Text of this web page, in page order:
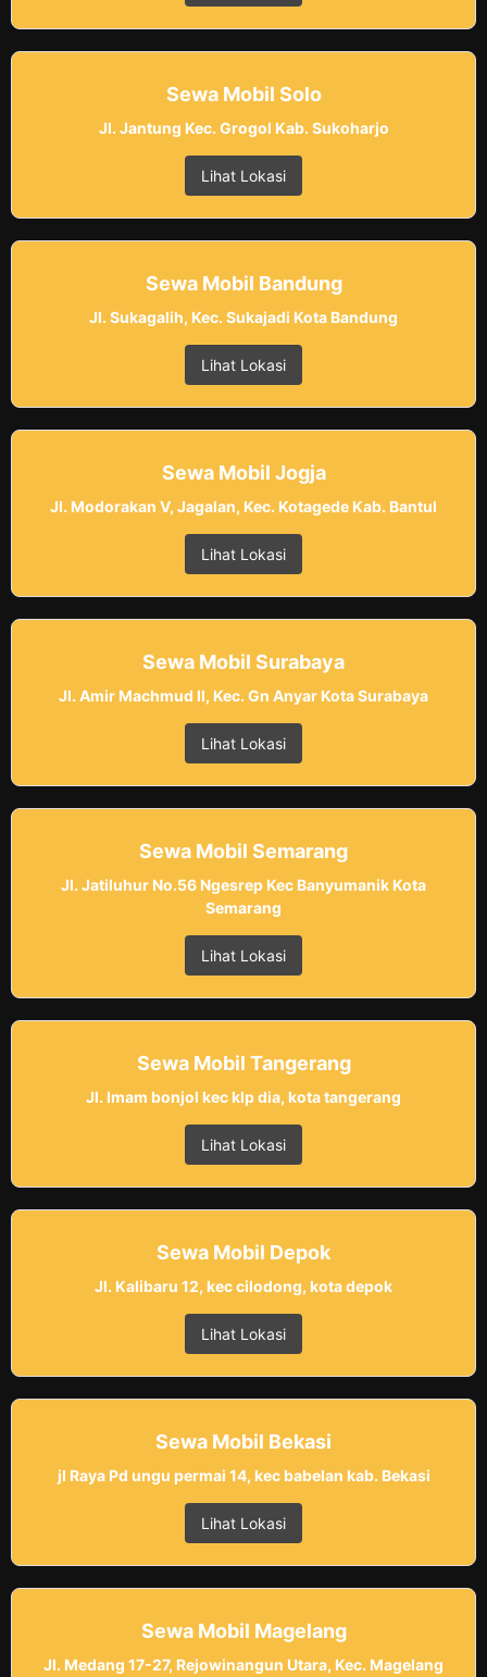
Sewa Mobil Solo
Jl. Jantung Kec. Grogol Kab. Sukoharjo
Lihat Lokasi
Sewa Mobil Bandung
Jl. Sukagalih, Kec. Sukajadi Kota Bandung
Lihat Lokasi
Sewa Mobil Jogja
Jl. Modorakan V, Jagalan, Kec. Kotagede Kab. Bantul
Lihat Lokasi
Sewa Mobil Surabaya
Jl. Amir Machmud II, Kec. Gn Anyar Kota Surabaya
Lihat Lokasi
Sewa Mobil Semarang
Jl. Jatiluhur No.56 Ngesrep Kec Banyumanik Kota
Semarang
Lihat Lokasi
Sewa Mobil Tangerang
Jl. Imam bonjol kec klp dia, kota tangerang
Lihat Lokasi
Sewa Mobil Depok
Jl. Kalibaru 12, kec cilodong, kota depok
Lihat Lokasi
Sewa Mobil Bekasi
jl Raya Pd ungu permai 14, kec babelan kab. Bekasi
Lihat Lokasi
Sewa Mobil Magelang
Jl. Medang 17-27, Rejowinangun Utara, Kec. Magelang